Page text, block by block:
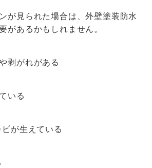
が見られた場合は、外壁塗装防水
があるかもしれません。
剥がれがある
いる
が生えている